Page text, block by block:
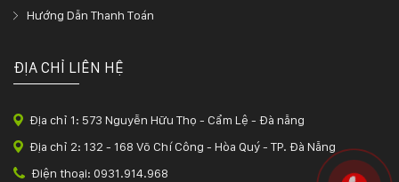
Hướng Dẫn Thanh Toán
ĐỊA CHỈ LIÊN HỆ
Địa chỉ 1: 573 Nguyễn Hữu Thọ - Cẩm Lệ - Đà nẵng
Địa chỉ 2: 132 - 168 Võ Chí Công - Hòa Quý - TP. Đà Nẵng
Điện thoại: 0931.914.968